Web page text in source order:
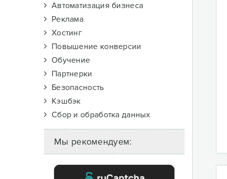
Автоматизация бизнеса
Реклама
Хостинг
Повышение конверсии
Обучение
Партнерки
Безопасность
Кэшбэк
Сбор и обработка данных
Мы рекомендуем: